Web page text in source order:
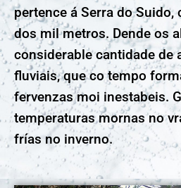
pertence á Serra do
dos mil metros. Dende os
considerable cantidade de
fluviais, que co tempo
fervenzas moi inestabeis.
temperaturas mornas no
frías no inverno.